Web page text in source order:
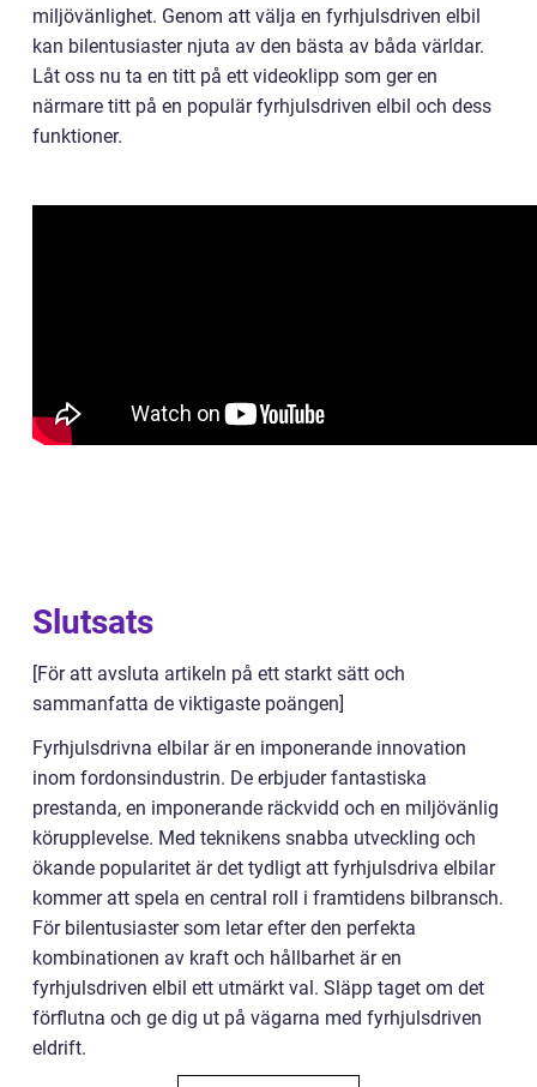
miljövänlighet. Genom att välja en fyrhjulsdriven elbil
kan bilentusiaster njuta av den bästa av båda världar.
Låt oss nu ta en titt på ett videoklipp som ger en
närmare titt på en populär fyrhjulsdriven elbil och dess
funktioner.
Slutsats
[För att avsluta artikeln på ett starkt sätt och
sammanfatta de viktigaste poängen]
Fyrhjulsdrivna elbilar är en imponerande innovation
inom fordonsindustrin. De erbjuder fantastiska
prestanda, en imponerande räckvidd och en miljövänlig
körupplevelse. Med teknikens snabba utveckling och
ökande popularitet är det tydligt att fyrhjulsdriva elbilar
kommer att spela en central roll i framtidens bilbransch.
För bilentusiaster som letar efter den perfekta
kombinationen av kraft och hållbarhet är en
fyrhjulsdriven elbil ett utmärkt val. Släpp taget om det
förflutna och ge dig ut på vägarna med fyrhjulsdriven
eldrift.